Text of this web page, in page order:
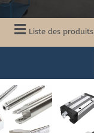
Liste des produits